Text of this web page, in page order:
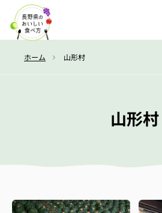
ホーム 山形村
山形村